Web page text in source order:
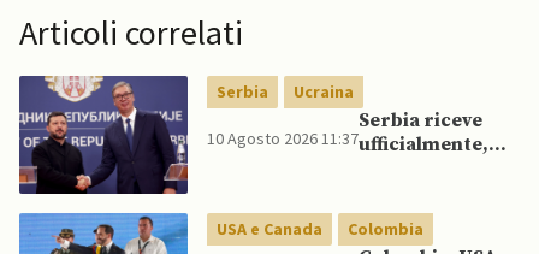
Articoli correlati
Serbia Ucraina
10 Agosto 2026 11:37
Serbia riceve
ufficialmente,
insediamento,
presidente
USA e Canada Colombia